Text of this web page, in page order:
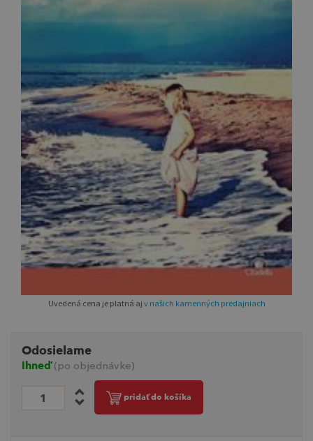
Uvedená cena je platná aj v našich kamenných predajniach
Odosielame
Ihneď(po objednávke)
pridať do košíka